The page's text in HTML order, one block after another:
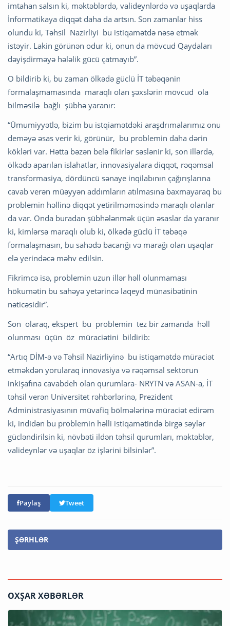
imtahan salsın ki, məktəblərdə, valideynlərdə və uşaqlarda
İnformatikaya diqqət daha da artsın. Son zamanlar hiss
olundu ki, Təhsil Nazirliyi bu istiqamətdə nəsə etmək
istəyir. Lakin görünən odur ki, onun da mövcud Qaydaları
dəyişdirməyə hələlik gücü çatmayıb”.
O bildirib ki, bu zaman ölkədə güclü İT təbəqənin
formalaşmamasında maraqlı olan şəxslərin mövcud ola
bilməsilə bağlı şübhə yaranır:
“Ümumiyyətlə, bizim bu istqiamətdəki araşdrımalarımız onu
deməyə əsas verir ki, görünür, bu problemin daha dərin
kökləri var. Hətta bəzən belə fikirlər səslənir ki, son illərdə,
ölkədə aparılan islahatlar, innovasiyalara diqqət, rəqəmsal
transformasiya, dördüncü sənaye inqilabının çağırışlarına
cavab verən müəyyən addımların atılmasına baxmayaraq bu
problemin həllinə diqqət yetirilməməsində maraqlı olanlar
da var. Onda buradan şübhələnmək üçün əsaslar da yaranır
ki, kimlərsə maraqlı olub ki, ölkədə güclü İT təbəqə
formalaşmasın, bu sahədə bacarığı və marağı olan uşaqlar
elə yerindəcə məhv edilsin.
Fikrimcə isə, problemin uzun illər həll olunmaması
hökumətin bu sahəyə yetərincə laqeyd münasibətinin
nəticəsidir”.
Son olaraq, ekspert bu problemin tez bir zamanda həll
olunması üçün öz müraciətini bildirib:
“Artıq DİM-ə və Təhsil Nazirliyinə bu istiqamətdə müraciət
etməkdən yorularaq innovasiya və rəqəmsal sektorun
inkişafına cavabdeh olan qurumlara- NRYTN və ASAN-a, İT
təhsil verən Universitet rəhbərlərinə, Prezident
Administrasiyasının müvafiq bölmələrinə müraciət edirəm
ki, indidən bu problemin həlli istiqamətində birgə səylər
gücləndirilsin ki, növbəti ildən təhsil qurumları, məktəblər,
valideynlər və uşaqlar öz işlərini bilsinlər”.
Paylaş Tweet
ŞƏRHLƏR
OXŞAR XƏBƏRLƏR